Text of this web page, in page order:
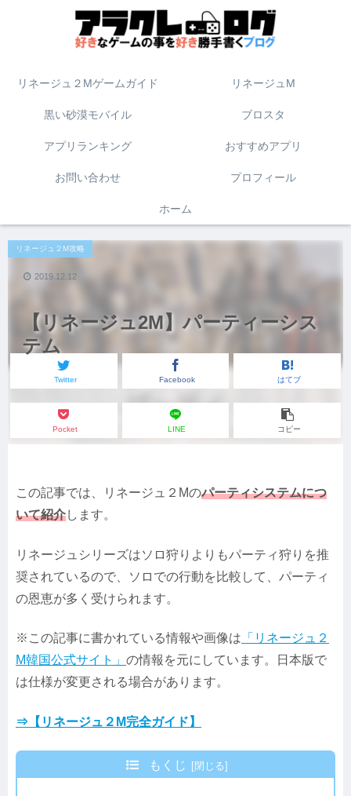
リネージュ２Mゲームガイド リネージュM
黒い砂漠モバイル ブロスタ
アプリランキング おすすめアプリ
お問い合わせ プロフィール
ホーム
【リネージュ2M】パーティーシス
テム
リネージュ２M攻略
Twitter Facebook はてブ
Pocket LINE コピー
2019.12.12
この記事では、リネージュ２Mのパーティシステムにつ
いて紹介します。
リネージュシリーズはソロ狩りよりもパーティ狩りを推
奨されているので、ソロでの行動を比較して、パーティ
の恩恵が多く受けられます。
※この記事に書かれている情報や画像は 「リネージュ２
M韓国公式サイト」 の情報を元にしています。日本版で
は仕様が変更される場合があります。
⇒【リネージュ２M完全ガイド】
もくじ